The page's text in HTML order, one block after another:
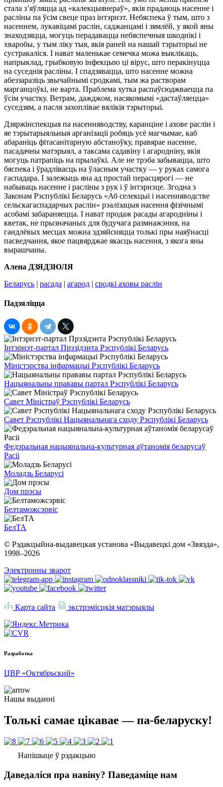
стала з’яўляцца ад «калекцыянераў», якія прадаюць насенне і
расліны па ўсім свеце праз інтэрнэт. Небяспека ў тым, што з
насеннем, лукавіцамі раслін, саджанцамі і зямлёй, у якой яны
знаходзяцца, могуць перадавацца небяспечныя шкоднікі і
хваробы, у тым ліку тыя, якія раней на нашай тэрыторыі не
сустракаліся. І нават маленькае семечка можа выклікаць,
напрыклад, грыбковую інфекцыю ці вірус, што перакінуцца
на суседнія расліны. І спадзявацца, што насенне можна
абеззаразіць звычайнымі сродкамі, тым жа растворам
марганцоўкі, не варта. Праблема хутка распаўсюджваецца па
ўсім участку. Ветрам, дажджом, насякомымі «дастаўляецца»
суседзям, а пасля захоплівае вялікія тэрыторыі.
Дзяржінспекцыя па насенняводству, каранціне і ахове раслін і
яе тэрытарыяльныя арганізаціі робяць усё магчымае, каб
абараніць фітасанітарную абстаноўку, правярае насенне,
пасадачны матэрыял, а таксама садавіну і агародніну, якія
могуць патрапіць на прылаўкі. Але не трэба забывацца, што
бяспека і ўрадлівасць на ўласным участку — у руках самога
гаспадара. І залежыць яна ад простай перасцярогі — не
набываць насенне і расліны з рук і ў інтэрнэце. Згодна з
Законам Рэспублікі Беларусь «Аб селекцыі і насенняводстве
сельскагаспадарчых раслін» рэалізацыя насення фізічнымі
асобамі забараняецца. І нават продаж расады агародніны і
кветак, не прызначаных для будучага размнажэння, на
гандлёвых месцах можна здзяйсняцца толькі пры наяўнасці
пасведчання, якое пацвярджае якасць насення, з якога яны
вырашчаны.
Алена ДЗЯДЗЮЛЯ
Беларусь | расада | агарод | сродкі аховы раслін
Падзяліцца
Інтэрнэт-партал Прэзідэнта Рэспублікі Беларусь
Міністэрства інфармацыі Рэспублікі Беларусь
Нацыянальны прававы партал Рэспублікі Беларусь
Савет Міністраў Рэспублікі Беларусь
Савет Рэспублікі Нацыянальнага сходу Рэспублікі Беларусь
Федэральная нацыянальна-культурная аўтаномія беларусаў
Расіі
Моладзь Беларусі
Дом прэсы
Белтаможсэрвіс
БелТА
© Рэдакцыйна-выдавецкая установа «Выдавецкі дом «Звязда»,
1998–2026
Электронны зварот
Карта сайта экстрэмісцкія матэрыялы
Разработка
ЦВР «Октябрьский»
Нашы выданні
Толькі самае цікавае — па-беларуску!
Напішыце ў рэдакцыю
Даведаліся пра навіну? Паведаміце нам